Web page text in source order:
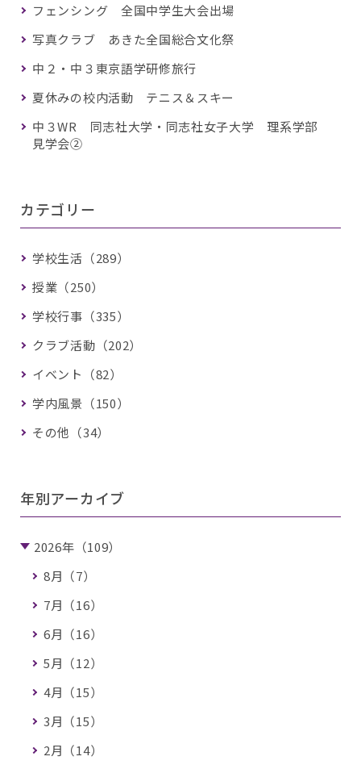
フェンシング 全国中学生大会出場
写真クラブ あきた全国総合文化祭
中２・中３東京語学研修旅行
夏休みの校内活動 テニス＆スキー
中３WR 同志社大学・同志社女子大学 理系学部
見学会②
カテゴリー
学校生活（289）
授業（250）
学校行事（335）
クラブ活動（202）
イベント（82）
学内風景（150）
その他（34）
年別アーカイブ
2026年（109）
8月（7）
7月（16）
6月（16）
5月（12）
4月（15）
3月（15）
2月（14）